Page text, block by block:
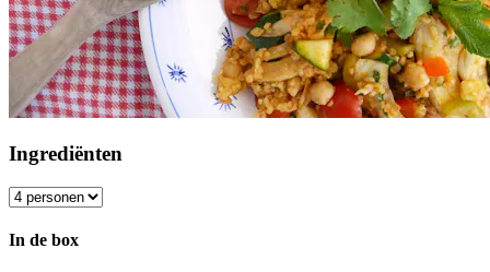
Ingrediënten
In de box